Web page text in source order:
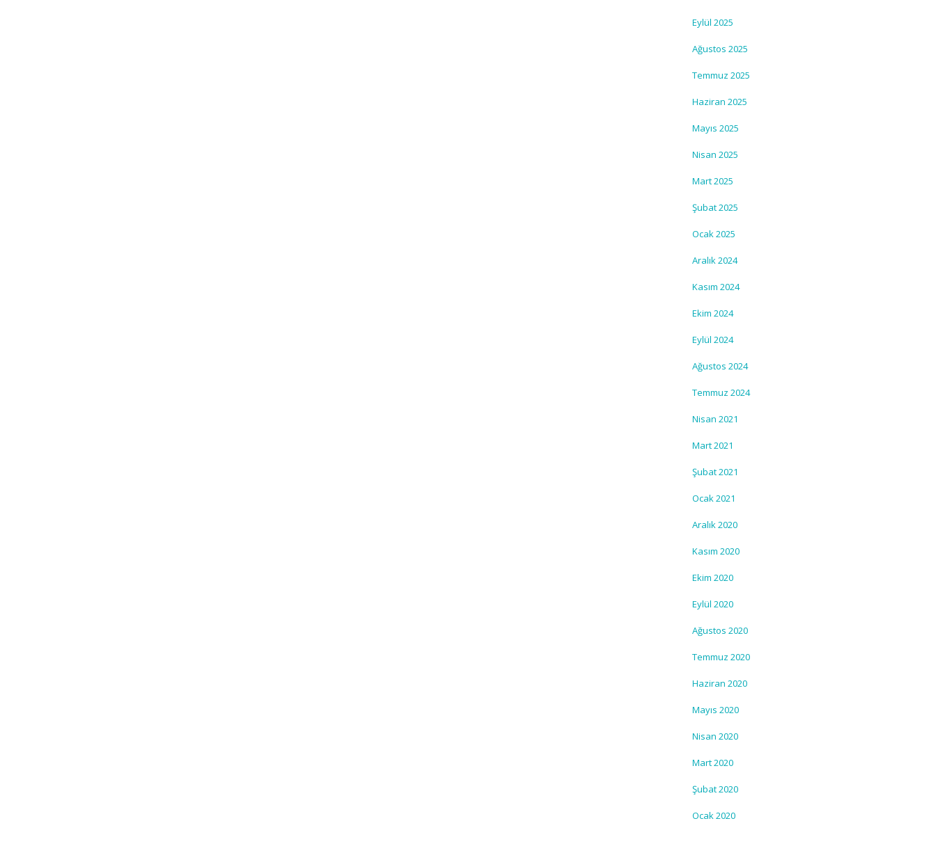
Eylül 2025
Ağustos 2025
Temmuz 2025
Haziran 2025
Mayıs 2025
Nisan 2025
Mart 2025
Şubat 2025
Ocak 2025
Aralık 2024
Kasım 2024
Ekim 2024
Eylül 2024
Ağustos 2024
Temmuz 2024
Nisan 2021
Mart 2021
Şubat 2021
Ocak 2021
Aralık 2020
Kasım 2020
Ekim 2020
Eylül 2020
Ağustos 2020
Temmuz 2020
Haziran 2020
Mayıs 2020
Nisan 2020
Mart 2020
Şubat 2020
Ocak 2020